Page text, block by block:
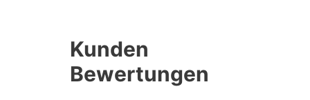
Kunden
Bewertungen